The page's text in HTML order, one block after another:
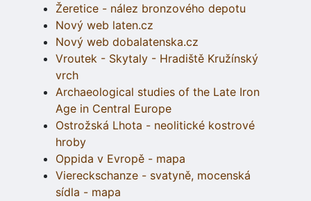
Žeretice - nález bronzového depotu
Nový web laten.cz
Nový web dobalatenska.cz
Vroutek - Skytaly - Hradiště Kružínský
vrch
Archaeological studies of the Late Iron
Age in Central Europe
Ostrožská Lhota - neolitické kostrové
hroby
Oppida v Evropě - mapa
Viereckschanze - svatyně, mocenská
sídla - mapa